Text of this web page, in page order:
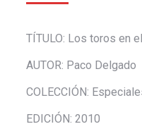
TÍTULO: Los toros en
AUTOR: Paco Delgado
COLECCIÓN:
EDICIÓN: 2010